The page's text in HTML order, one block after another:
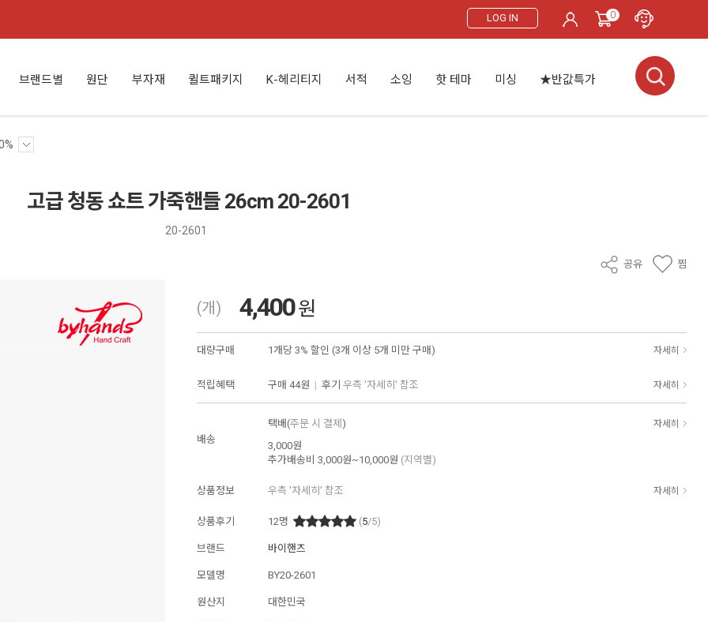
LOG IN 0
브랜드별 원단 부자재 퀼트패키지 K-헤리티지 서적 소잉 핫 테마 미싱 ★반값특가
고급 청동 쇼트 가죽핸들 26cm 20-2601
20-2601
공유 찜
(개) 4,400원
대량구매 1개당 3% 할인 (3개 이상 5개 미만 구매) 자세히
적립혜택 구매 44원 | 후기 우측 '자세히' 참조 자세히
배송
택배(주문 시 결제 ) 자세히
3,000원
추가배송비 3,000원~10,000원 (지역별)
상품정보 우측 '자세히' 참조 자세히
상품후기 12명 (5/5)
브랜드 바이핸즈
모델명 BY20-2601
원산지 대한민국